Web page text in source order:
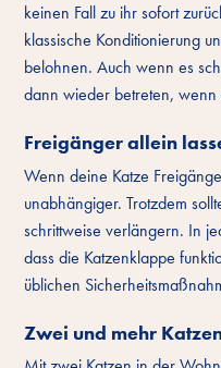
keinen Fall zu ihr sofort
klassische Konditionierung
belohnen. Auch wenn es
dann wieder betreten, wenn
Freigänger allein
Wenn deine Katze
unabhängiger. Trotzdem
schrittweise verlängern. In
dass die Katzenklappe
üblichen
Zwei und mehr